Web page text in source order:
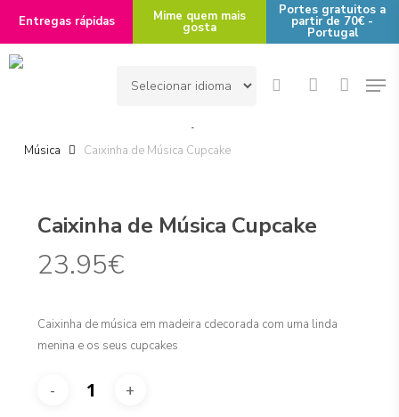
main
content
Entregas rápidas Mime quem mais
gosta
Portes gratuitos a
partir de 70€ -
Portugal
searchaccount
Música
Caixinha de Música Cupcake
Caixinha de Música Cupcake
23.95€
Caixinha de música em madeira cdecorada com uma linda
menina e os seus cupcakes